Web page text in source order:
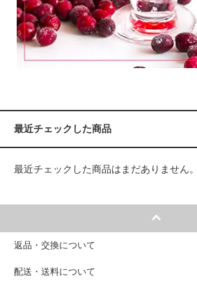
最近チェックした商品
最近チェックした商品はまだありません。
返品・交換について
配送・送料について